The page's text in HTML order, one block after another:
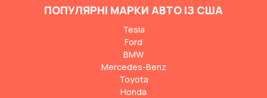
ПОПУЛЯРНІ МАРКИ АВТО ІЗ США
Tesla
Ford
BMW
Mercedes-Benz
Toyota
Honda